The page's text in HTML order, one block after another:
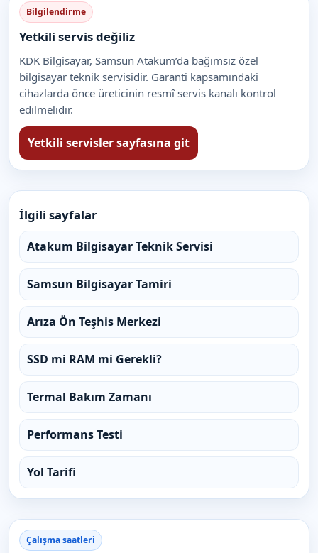
Bilgilendirme
Yetkili servis değiliz
KDK Bilgisayar, Samsun Atakum’da bağımsız özel
bilgisayar teknik servisidir. Garanti kapsamındaki
cihazlarda önce üreticinin resmî servis kanalı kontrol
edilmelidir.
Yetkili servisler sayfasına git
İlgili sayfalar
Atakum Bilgisayar Teknik Servisi
Samsun Bilgisayar Tamiri
Arıza Ön Teşhis Merkezi
SSD mi RAM mi Gerekli?
Termal Bakım Zamanı
Performans Testi
Yol Tarifi
Çalışma saatleri